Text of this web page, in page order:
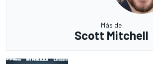
Más de
Scott Mitchell